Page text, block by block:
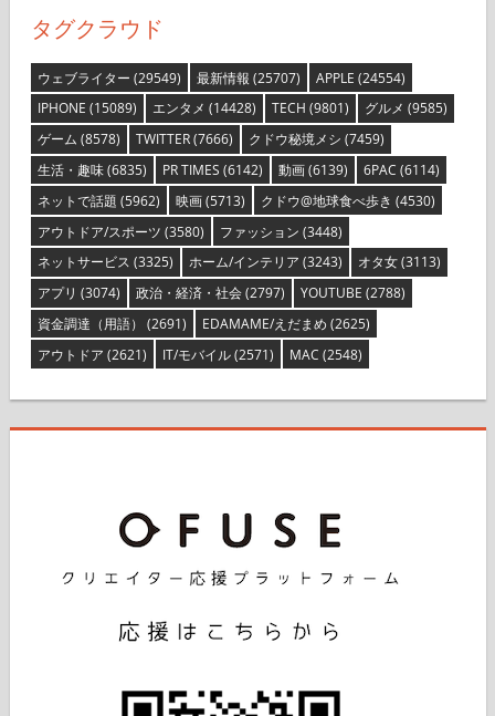
ウェブライター(29549) 最新情報(25707) APPLE
(24554)
IPHONE(15089) エンタメ(14428) TECH(9801) グルメ
ゲーム (8578) TWITTER(7666) クドウ秘境メシ(7459)
生活・趣味(6835) PR TIMES(6142) 動画(6139) 6PAC (6114)
ネットで話題(5962) 映画(5713) クドウ@地球食べ歩き
アウトドア/スポーツ(3580) ファッション (3448)
ネットサービス
(3325) ホーム/インテリア (3243) オタ女(3113)
アプリ(3074) 政治・経済・社会(2797) YOUTUBE(2788)
資金調達（用語）(2691) EDAMAME/えだまめ(2625)